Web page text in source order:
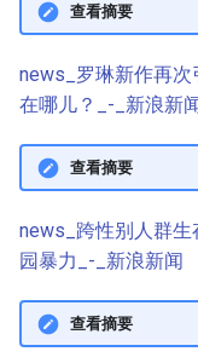
查看摘要
news_罗琳新作再
在哪儿？_-_新浪新
查看摘要
news_跨性别人群
园暴力_-_新浪新闻
查看摘要